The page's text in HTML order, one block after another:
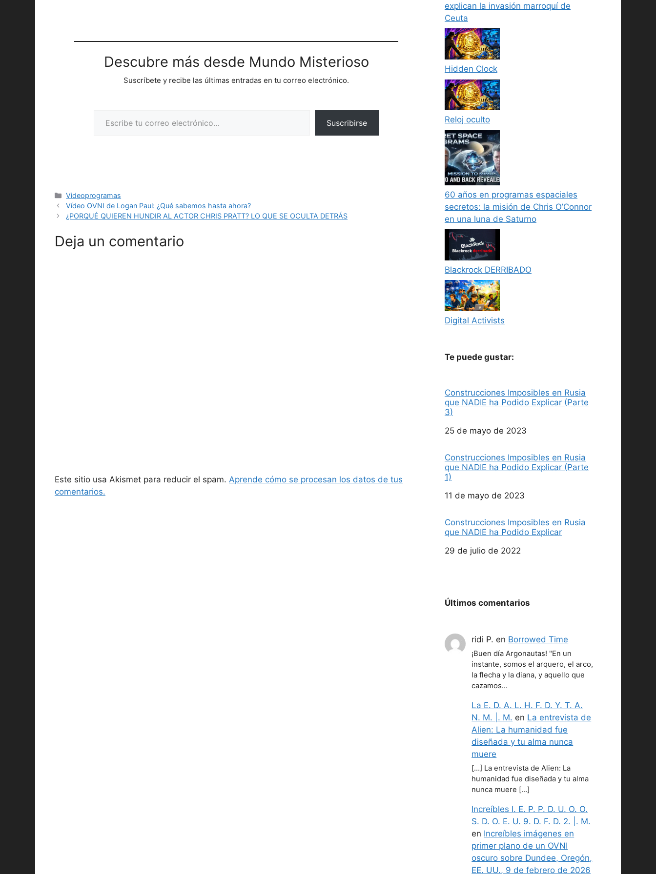
Descubre más desde Mundo Misterioso
Suscríbete y recibe las últimas entradas en tu correo electrónico.
Suscribirse
Categorías
Videoprogramas
Vídeo OVNI de Logan Paul: ¿Qué sabemos hasta ahora?
¿PORQUÉ QUIEREN HUNDIR AL ACTOR CHRIS PRATT? LO QUE SE OCULTA DETRÁS
Deja un comentario
Este sitio usa Akismet para reducir el spam. Aprende cómo se procesan los datos de tus
comentarios.
explican la invasión marroquí de
Ceuta
Hidden Clock
Reloj oculto
60 años en programas espaciales
secretos: la misión de Chris O’Connor
en una luna de Saturno
Blackrock DERRIBADO
Digital Activists
Te puede gustar:
Construcciones Imposibles en Rusia
que NADIE ha Podido Explicar (Parte
3)
Fecha
25 de mayo de 2023
Construcciones Imposibles en Rusia
que NADIE ha Podido Explicar (Parte
1)
Fecha
11 de mayo de 2023
Construcciones Imposibles en Rusia
que NADIE ha Podido Explicar
Fecha
29 de julio de 2022
Últimos comentarios
ridi P. en Borrowed Time
¡Buen día Argonautas! "En un
instante, somos el arquero, el arco,
la flecha y la diana, y aquello que
cazamos…
La E. D. A. L. H. F. D. Y. T. A.
N. M. |. M. en La entrevista de
Alien: La humanidad fue
diseñada y tu alma nunca
muere
[…] La entrevista de Alien: La
humanidad fue diseñada y tu alma
nunca muere […]
Increíbles I. E. P. P. D. U. O. O.
S. D. O. E. U. 9. D. F. D. 2. |. M.
en Increíbles imágenes en
primer plano de un OVNI
oscuro sobre Dundee, Oregón,
EE. UU., 9 de febrero de 2026